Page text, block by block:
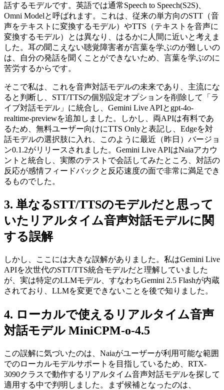
話するモデルです。英語では通常Speech to Speech(S2S)、
Omni Modelと呼ばれます。これは、従来の単方向のSTT（音
声をテキストに変換するモデル）やTTS（テキストを音声に
変換するモデル）とは異なり、はるかに人間に近いと考えま
した。耳の聞こえない聴覚障害者が言葉を学ぶのが難しいの
は、自分の発話を聞くことができないため、言葉を学ぶのに
苦労するからです。
そこで私は、これを音声対話モデルの未来であり、主流にな
ると判断し、STT/TTSの個別設定オプションを削除して「ラ
イブ対話モデル」に統合し、Gemini Live APIとgpt-4o-
realtime-previewを追加しました。しかし、両APIは有料であ
るため、無料ユーザー向けにTTS Onlyと表記し、Edgeを対
話モデルの選択肢に入れ、このように最近（昨日）バージョ
ン0.1.2がリリースされました。Gemini Live APIはNaiaアカウ
ントと統合し、実際のテストで会話してみたところ、対話の
反応が感情フィードバックと反応速度の面で非常に満足でき
るものでした。
単なるSTT/TTSのモデルだと思って
いたリアルタイム音声対話モデルに関
する誤解
しかし、ここには大きな誤解がありました。私はGemini Live
APIを次世代のSTT/TTS統合モデルだと理解していました
が、実は特定のLLMモデル、すなわちGemini 2.5 Flashが内蔵
されており、LLMを変更できないことを後で知りました。
ローカルで使えるリアルタイム音声
対話モデル MiniCPM-o-4.5
この誤解に気づいたのは、Naiaがユーザーが利用可能な範囲
でのローカルモデルサポートを目指しているため、RTX-
3090クラスで動作するリアルタイム音声対話モデルを探して
適用する中で判明しました。まず候補となったのは、